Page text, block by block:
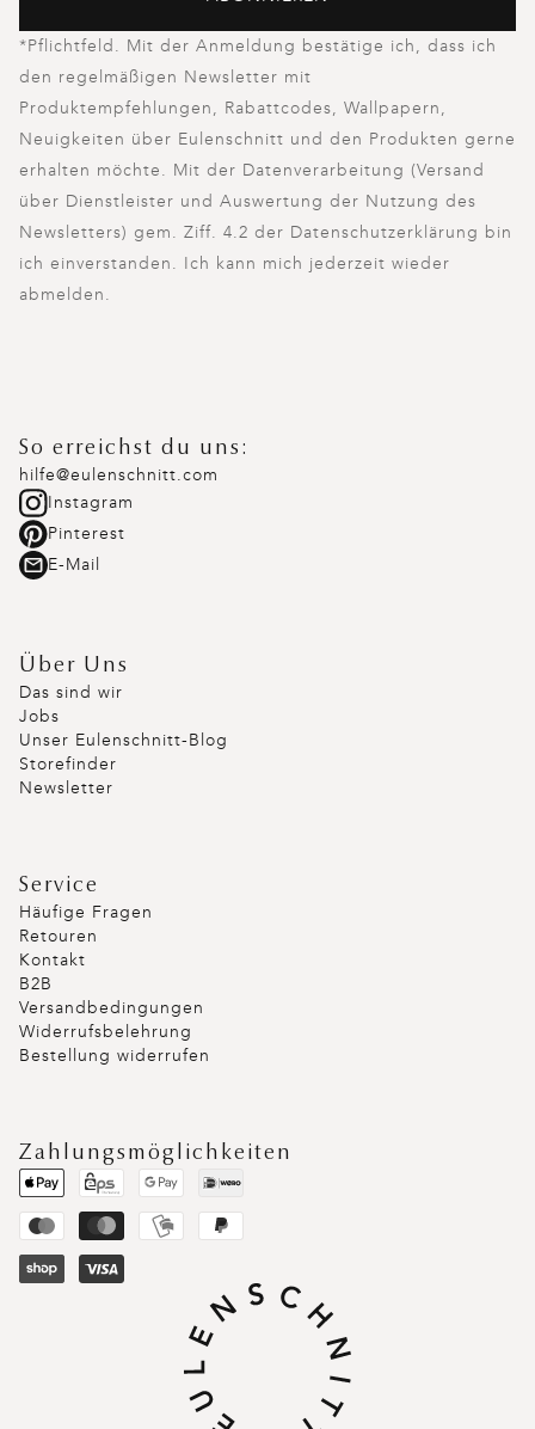
*Pflichtfeld. Mit der Anmeldung bestätige ich, dass ich
den regelmäßigen Newsletter mit
Produktempfehlungen, Rabattcodes, Wallpapern,
Neuigkeiten über Eulenschnitt und den Produkten gerne
erhalten möchte. Mit der Datenverarbeitung (Versand
über Dienstleister und Auswertung der Nutzung des
Newsletters) gem. Ziff. 4.2 der Datenschutzerklärung bin
ich einverstanden. Ich kann mich jederzeit wieder
abmelden.
So erreichst du uns:
hilfe@eulenschnitt.com
Instagram
Pinterest
E-Mail
Über Uns
Das sind wir
Jobs
Unser Eulenschnitt-Blog
Storefinder
Newsletter
Service
Häufige Fragen
Retouren
Kontakt
B2B
Versandbedingungen
Widerrufsbelehrung
Bestellung widerrufen
Zahlungsmöglichkeiten